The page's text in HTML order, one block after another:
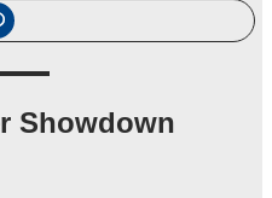
Showdown